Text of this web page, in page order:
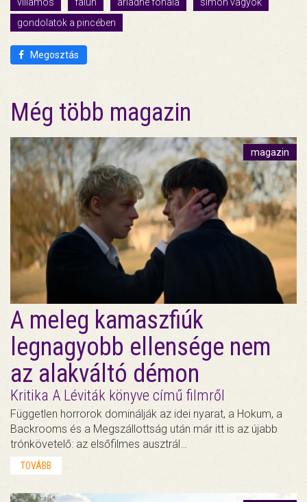
villamos
falun ariadné fonala
simon vagyok
gondolatok a pincében
Megosztás
Még több magazin
magazin
A meleg kamaszfiúk
legnagyobb ellensége nem
az alakváltó démon
Kritika A Léviták könyve című filmről
Független horrorok dominálják az idei nyarat, a Hokum, a
Backrooms és a Megszállottság után már itt is az újabb
trónkövetelő: az elsőfilmes ausztrál…
TOVÁBB